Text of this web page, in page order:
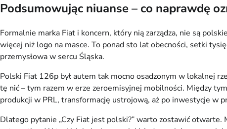
Podsumowując niuanse – co naprawdę
Formalnie marka Fiat i koncern, który nią zarządza, nie są
więcej niż logo na masce. To ponad sto lat obecności, setki
przemysłowa w sercu Śląska.
Polski Fiat 126p był autem tak mocno osadzonym w lokalnej
tę nić – tym razem w erze zeroemisyjnej mobilności. Między
produkcji w PRL, transformację ustrojową, aż po inwestycje w
Dlatego pytanie „Czy Fiat jest polski?” warto zostawić